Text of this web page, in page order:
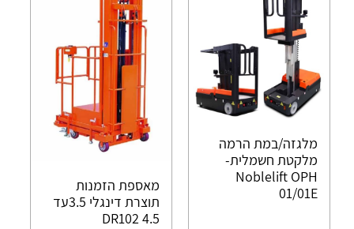
מלגזה/במת הרמה
מלקטת חשמלית-
Noblelift OPH
01/01E
מאספת הזמנות
תוצרת דינגלי 3.5עד
4.5 DR102